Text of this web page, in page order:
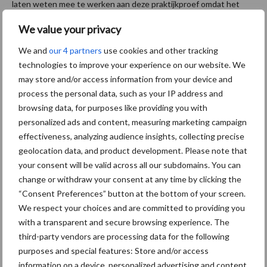
We value your privacy
We and our 4 partners use cookies and other tracking
technologies to improve your experience on our website. We
may store and/or access information from your device and
process the personal data, such as your IP address and
browsing data, for purposes like providing you with
personalized ads and content, measuring marketing campaign
effectiveness, analyzing audience insights, collecting precise
geolocation data, and product development. Please note that
your consent will be valid across all our subdomains. You can
change or withdraw your consent at any time by clicking the
“Consent Preferences” button at the bottom of your screen.
We respect your choices and are committed to providing you
with a transparent and secure browsing experience. The
third-party vendors are processing data for the following
purposes and special features: Store and/or access
information on a device, personalized advertising and content,
laten weten mee te werken aan deze praktijkproef omdat het
slachthuis zijn te vervoeren, maar die volgens de wetgeving nog
wel voor consumptie geschikt zijn. De achterliggende gedachte
hieraan is dat de dieren minder lijden doordat ze niet eerst nog op
transport hoeven te gaan. Volgens RTL Nieuws wordt deze week
de proef geëvalueerd. Daarmee wordt besloten of het mobiele
slachthuis mag blijven rijden of niet.
"Zorgen NVWA-medewerkers onterecht"
RTL Nieuws meldt dat woordvoerder Sietske Visser van
Slachthuis Dokkum aangegeven heeft de zorgen van de NVWA-
medewerkers onterecht te vinden. "Mijn ervaring is dat een
veehouder er alles aan zal doen om het dier gezond te krijgen en
op het bedrijf te houden." Daarnaast wijst Slachthuis Dokkum
erop dat de verantwoordelijkheid voor het dierenwelzijn op de